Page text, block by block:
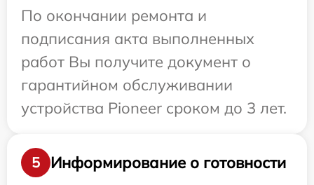
По окончании ремонта и
подписания акта выполненных
работ Вы получите документ о
гарантийном обслуживании
устройства Pioneer сроком до 3 лет.
5
Информирование о готовности